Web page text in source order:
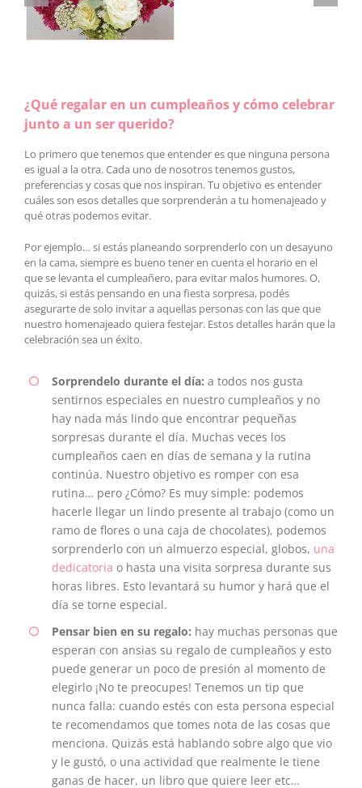
¿Qué regalar en un cumpleaños y cómo celebrar
junto a un ser querido?
Lo primero que tenemos que entender es que ninguna persona
es igual a la otra. Cada uno de nosotros tenemos gustos,
preferencias y cosas que nos inspiran. Tu objetivo es entender
cuáles son esos detalles que sorprenderán a tu homenajeado y
qué otras podemos evitar.
Por ejemplo… si estás planeando sorprenderlo con un desayuno
en la cama, siempre es bueno tener en cuenta el horario en el
que se levanta el cumpleañero, para evitar malos humores. O,
quizás, si estás pensando en una fiesta sorpresa, podés
asegurarte de solo invitar a aquellas personas con las que que
nuestro homenajeado quiera festejar. Estos detalles harán que la
celebración sea un éxito.
Sorprendelo durante el día: a todos nos gusta
sentirnos especiales en nuestro cumpleaños y no
hay nada más lindo que encontrar pequeñas
sorpresas durante el día. Muchas veces los
cumpleaños caen en días de semana y la rutina
continúa. Nuestro objetivo es romper con esa
rutina… pero ¿Cómo? Es muy simple: podemos
hacerle llegar un lindo presente al trabajo (como un
ramo de flores o una caja de chocolates), podemos
sorprenderlo con un almuerzo especial, globos, una
dedicatoria o hasta una visita sorpresa durante sus
horas libres. Esto levantará su humor y hará que el
día se torne especial.
Pensar bien en su regalo: hay muchas personas que
esperan con ansias su regalo de cumpleaños y esto
puede generar un poco de presión al momento de
elegirlo ¡No te preocupes! Tenemos un tip que
nunca falla: cuando estés con esta persona especial
te recomendamos que tomes nota de las cosas que
menciona. Quizás está hablando sobre algo que vio
y le gustó, o una actividad que realmente le tiene
ganas de hacer, un libro que quiere leer etc…